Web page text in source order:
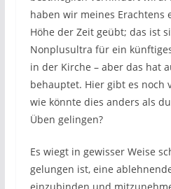
haben wir meines Erachtens
Höhe der Zeit geübt; das ist
Nonplusultra für ein
in der Kirche – aber das hat
behauptet. Hier gibt es noch
wie könnte dies anders als
Üben gelingen?
Es wiegt in gewisser Weise
gelungen ist, eine